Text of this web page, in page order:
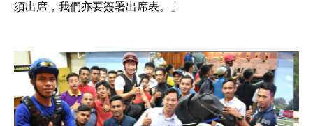
須出席，我們亦要簽署出席表。」